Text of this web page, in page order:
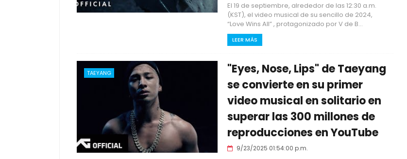
El 19 de septiembre, alrededor de las 12:30 a.m.
(KST), el video musical de su sencillo de 2024,
“Love Wins All” , protagonizado por V de B...
LEER MÁS
TAEYANG
"Eyes, Nose, Lips" de Taeyang
se convierte en su primer
video musical en solitario en
superar las 300 millones de
reproducciones en YouTube
9/23/2025 01:54:00 p.m.